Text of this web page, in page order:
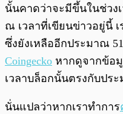
นั้นคาดว่าจะมีขึ้นในช่วง
ณ เวลาที่เขียนข่าวอยู่นี้ เ
ซึ่งยังเหลืออีกประมาณ
Coingecko หากดูจากข้อ
เวลาบล็อกนั้นตรงกับปร
นั่นแปลว่าหากเราทำการ